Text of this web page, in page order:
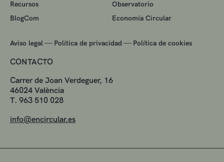
Recursos
Observatorio
BlogCom
Economía Circular
Aviso legal — Política de privacidad — Política de cookies
CONTACTO
Carrer de Joan Verdeguer, 16
46024 València
T. 963 510 028
info@encircular.es